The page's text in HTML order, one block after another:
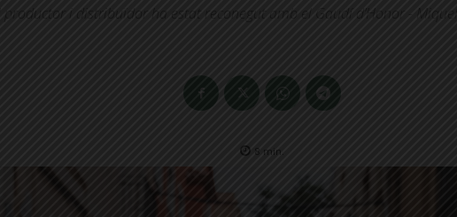
productor i distribuïdor ha estat reconegut amb el Gaudí d’Honor -
8 min.